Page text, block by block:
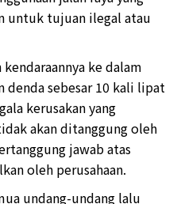
untuk tujuan ilegal atau
ke dalam
denda sebesar 10 kali lipat
kerusakan yang
akan ditanggung oleh
jawab atas
oleh perusahaan.
undang-undang lalu